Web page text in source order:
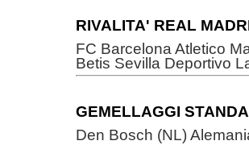
RIVALITA' REAL
FC Barcelona Atletico
Betis Sevilla Deportivo
GEMELLAGGI
Den Bosch (NL)